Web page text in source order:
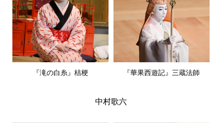
『滝の白糸』桔梗 『華果西遊記』三蔵法師
中村歌六